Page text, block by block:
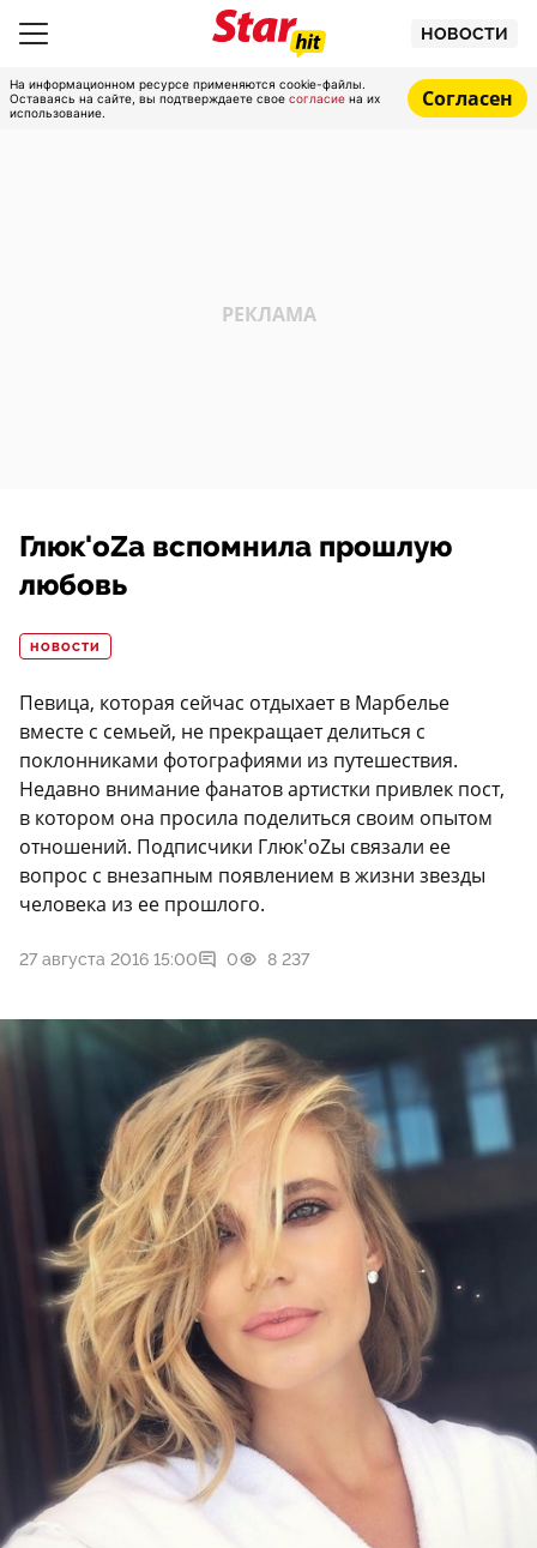
НОВОСТИ
На информационном ресурсе применяются cookie-файлы.
Оставаясь на сайте, вы подтверждаете свое согласие на их
использование.
Согласен
Глюк'оZа вспомнила прошлую
любовь
НОВОСТИ
Певица, которая сейчас отдыхает в Марбелье
вместе с семьей, не прекращает делиться с
поклонниками фотографиями из путешествия.
Недавно внимание фанатов артистки привлек пост,
в котором она просила поделиться своим опытом
отношений. Подписчики Глюк'оZы связали ее
вопрос с внезапным появлением в жизни звезды
человека из ее прошлого.
27 августа 2016 15:00 0 8 237